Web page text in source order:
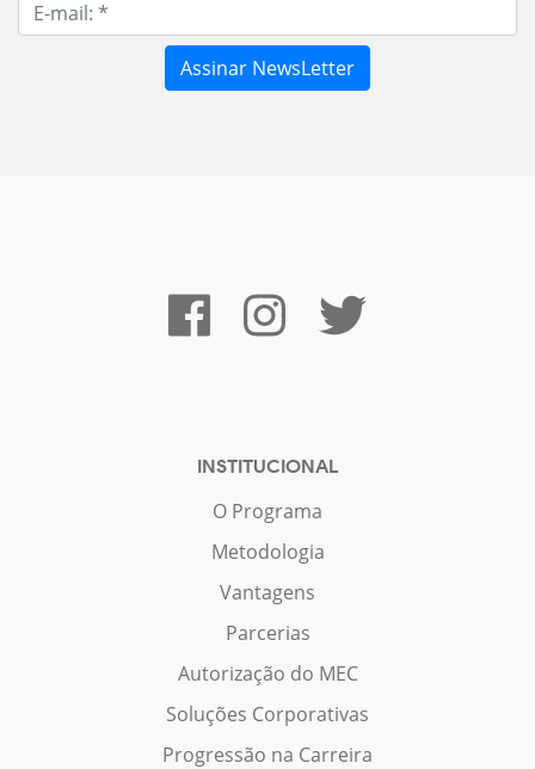
INSTITUCIONAL
O Programa
Metodologia
Vantagens
Parcerias
Autorização do MEC
Soluções Corporativas
Progressão na Carreira